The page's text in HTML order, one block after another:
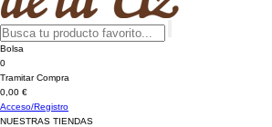
Bolsa
0
Tramitar Compra
0,00 €
Acceso/Registro
NUESTRAS TIENDAS